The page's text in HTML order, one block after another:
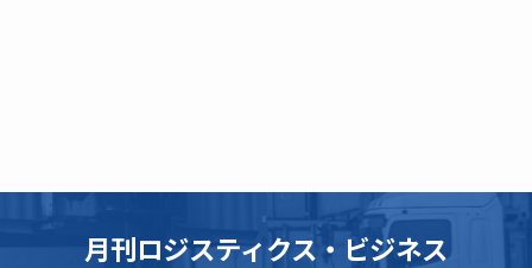
月刊ロジスティクス・ビジネス